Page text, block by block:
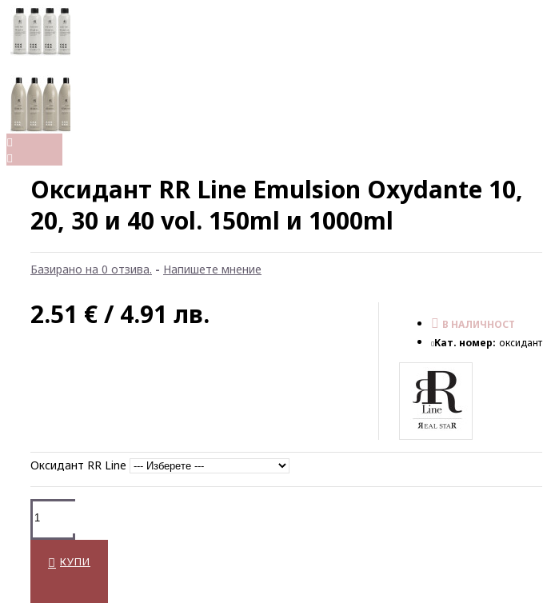
Оксидант RR Line Emulsion Oxydante 10,
20, 30 и 40 vol. 150ml и 1000ml
Базирано на 0 отзива. - Напишете мнение
2.51 € / 4.91 лв.
В НАЛИЧНОСТ
Кат. номер: оксидант
Оксидант RR Line
КУПИ